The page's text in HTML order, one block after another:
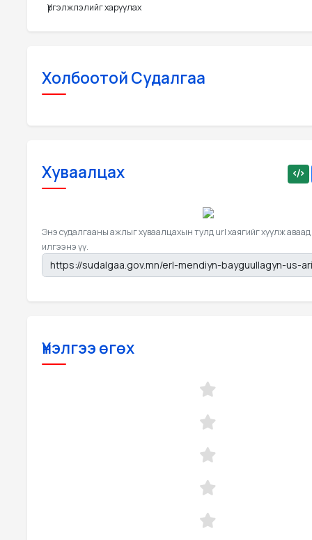
Үргэлжлэлийг харуулах
Холбоотой Судалгаа
Хуваалцах
Энэ судалгааны ажлыг хуваалцахын тулд url хаягийг хуулж аваад
илгээнэ үү.
Үнэлгээ өгөх